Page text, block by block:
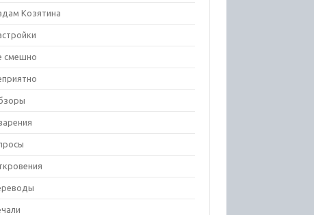
Козятина
смешно